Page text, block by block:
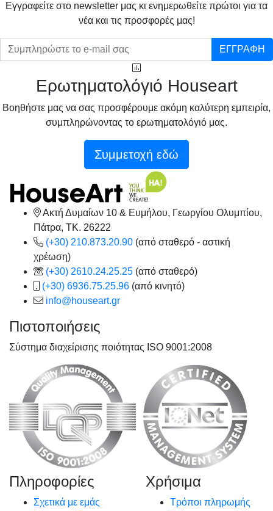
Eγγραφείτε στο newsletter μας κι ενημερωθείτε πρώτοι για τα
νέα και τις προσφορές μας!
ΕΓΓΡΑΦΗ
Ερωτηματολόγιό Houseart
Βοηθήστε μας να σας προσφέρουμε ακόμη καλύτερη εμπειρία,
συμπληρώνοντας το ερωτηματολόγιό μας.
Συμμετοχή εδώ
Ακτή Δυμαίων 10 & Ευμήλου, Γεωργίου Ολυμπίου,
Πάτρα, TK. 26222
(+30) 210.873.20.90 (από σταθερό - αστική
χρέωση)
(+30) 2610.24.25.25 (από σταθερό)
(+30) 6936.75.25.96 (από κινητό)
info@houseart.gr
Πιστοποιήσεις
Σύστημα διαχείρισης ποιότητας ISO 9001:2008
Πληροφορίες
Σχετικά με εμάς
Χρήσιμα
Τρόποι πληρωμής